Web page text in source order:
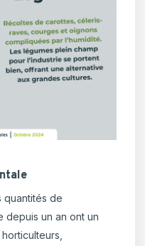
quantités de
depuis un an ont un